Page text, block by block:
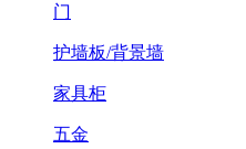
门
护墙板/背景墙
家具柜
五金